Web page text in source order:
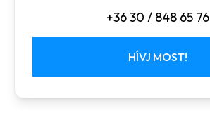
+36 30 / 848 65 76
HÍVJ MOST!